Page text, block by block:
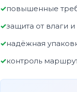
повышенные
защита от влаги
надёжная
контроль